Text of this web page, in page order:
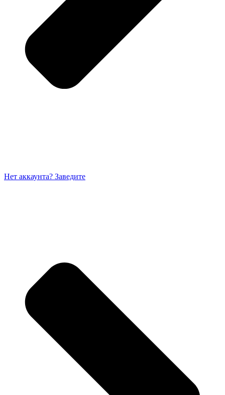
Нет аккаунта? Заведите